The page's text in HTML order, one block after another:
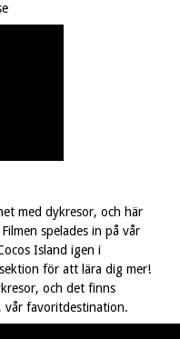
med dykresor, och här
spelades in på vår
Island igen i
för att lära dig mer!
och det finns
vår favoritdestination.